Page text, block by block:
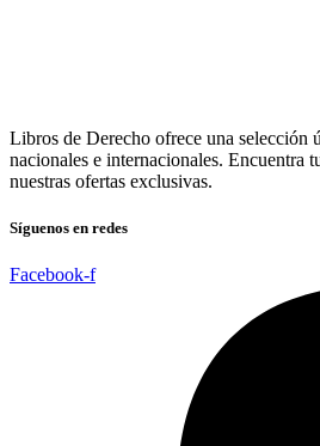
Libros de Derecho ofrece una selección
nacionales e internacionales. Encuentra
nuestras ofertas exclusivas.
Síguenos en redes
Facebook-f